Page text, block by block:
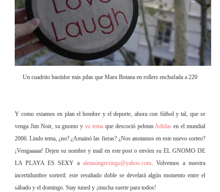
Un cuadrito bastidor más pilas que Maru Botana en rollers enchufada a 220
Y como estamos en plan el hombre y el deporte, ahora con fútbol y tal, que se
venga Jim Noir, su gnomo ysu tema que descoció pelotasAdidas en el mundial
2006. Lindo tema, ¿no? ¿Amainó las fieras? ¿Nos anotamos en este nuevo sorteo?
¡Vengaaaaa! Dejen su nombre y mail en este post o envíen su EL GNOMO DE
LA PLAYA ES SEXY a almasingersings@yahoo.com. Volvemos a nuestra
incertidumbre sorteril: este resultado doble se develará algún momento entre el
sábado y el domingo. Stay tuned y ¡mucha suerte para todos!